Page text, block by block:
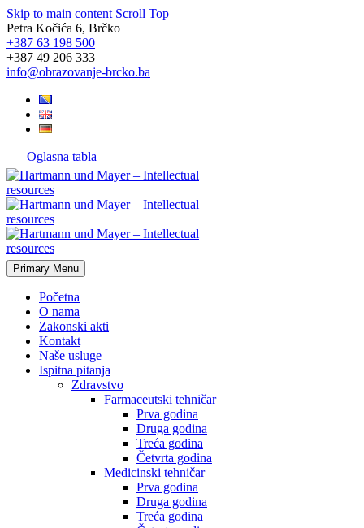
Skip to main content Scroll Top
Petra Kočića 6, Brčko
+387 63 198 500
+387 49 206 333
info@obrazovanje-brcko.ba
Oglasna tabla
Primary Menu
Početna
O nama
Zakonski akti
Kontakt
Naše usluge
Ispitna pitanja
Zdravstvo
Farmaceutski tehničar
Prva godina
Druga godina
Treća godina
Četvrta godina
Medicinski tehničar
Prva godina
Druga godina
Treća godina